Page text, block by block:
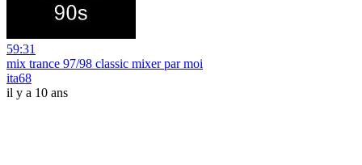
59:31
mix trance 97/98 classic mixer par moi
ita68
il y a 10 ans